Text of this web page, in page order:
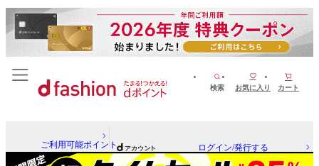
検索 お気に入り カート
ご利用可能ポイント ログイン/発行する